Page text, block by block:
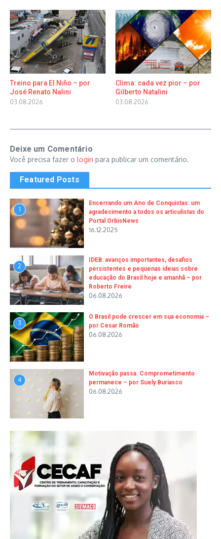
Treino para El Niño – por
José Renato Nalini
03.08.2026
Clima: cada vez pior – por
Gilberto Natalini
03.08.2026
Deixe um Comentário
Você precisa fazer o login para publicar um comentário.
Featured Posts
1
Encerrando um Ano de Conquistas: um
agradecimento a todos os articulistas do
Portal OrbisNews
16.12.2025
2
IDEB: avanços importantes, desafios
persistentes e pequenas ideias sobre
educação do Brasil hoje e amanhã – por
Roberto Freire
06.08.2026
3
O Brasil pode crescer em sua economia –
por Cesar Romão
06.08.2026
4
Motivação passa. Comprometimento
permanece – por Suely Buriasco
06.08.2026